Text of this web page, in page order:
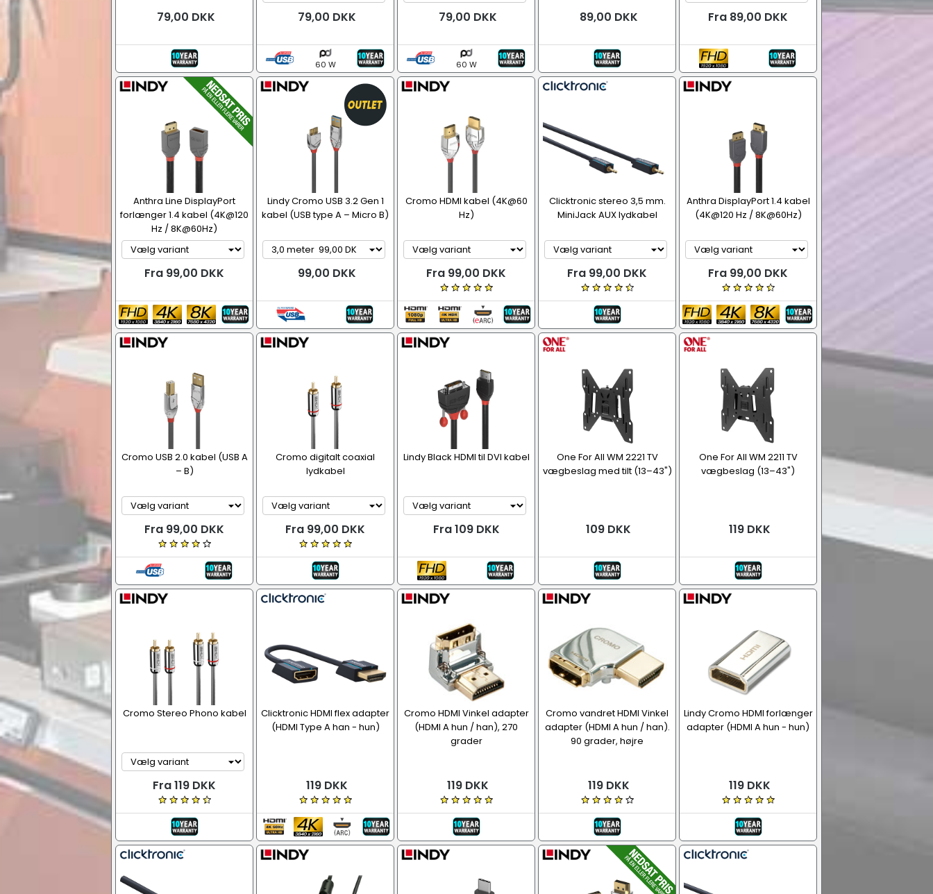
79,00 DKK 79,00 DKK
60 W
79,00 DKK
60 W
89,00 DKK Fra 89,00 DKK
Anthra Line DisplayPort
forlænger 1.4 kabel (4K@120
Hz / 8K@60Hz)
Fra 99,00 DKK
Lindy Cromo USB 3.2 Gen 1
kabel (USB type A – Micro B)
99,00 DKK
Cromo HDMI kabel (4K@60
Hz)
Fra 99,00 DKK
Clicktronic stereo 3,5 mm.
MiniJack AUX lydkabel
Fra 99,00 DKK
Anthra DisplayPort 1.4 kabel
(4K@120 Hz / 8K@60Hz)
Fra 99,00 DKK
Cromo USB 2.0 kabel (USB A
– B)
Fra 99,00 DKK
Cromo digitalt coaxial
lydkabel
Fra 99,00 DKK
Lindy Black HDMI til DVI kabel
Fra 109 DKK
One For All WM 2221 TV
vægbeslag med tilt (13–43")
109 DKK
One For All WM 2211 TV
vægbeslag (13–43")
119 DKK
Cromo Stereo Phono kabel
Fra 119 DKK
Clicktronic HDMI flex adapter
(HDMI Type A han - hun)
119 DKK
Cromo HDMI Vinkel adapter
(HDMI A hun / han), 270
grader
119 DKK
Cromo vandret HDMI Vinkel
adapter (HDMI A hun / han).
90 grader, højre
119 DKK
Lindy Cromo HDMI forlænger
adapter (HDMI A hun - hun)
119 DKK